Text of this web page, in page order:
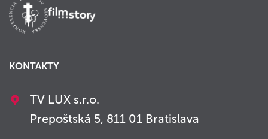
KONTAKTY
TV LUX s.r.o.
Prepoštská 5, 811 01 Bratislava